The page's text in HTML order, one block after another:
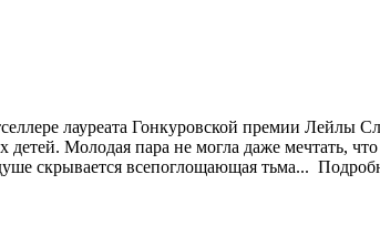
лауреата Гонкуровской премии Лейлы
Молодая пара не могла даже мечтать,
скрывается всепоглощающая тьма...